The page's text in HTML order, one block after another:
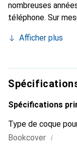
nombreuses
téléphone. Sur
et indispensable
marque Noreve
exigeante.
Afficher plus
Spécifications
Type de coque
Bookcover i